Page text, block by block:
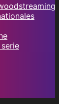
streaming